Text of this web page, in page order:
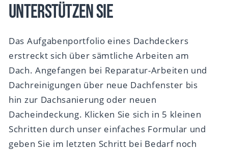
unterstützen Sie
Das Aufgabenportfolio eines Dachdeckers
erstreckt sich über sämtliche Arbeiten am
Dach. Angefangen bei Reparatur-Arbeiten und
Dachreinigungen über neue Dachfenster bis
hin zur Dachsanierung oder neuen
Dacheindeckung. Klicken Sie sich in 5 kleinen
Schritten durch unser einfaches Formular und
geben Sie im letzten Schritt bei Bedarf noch